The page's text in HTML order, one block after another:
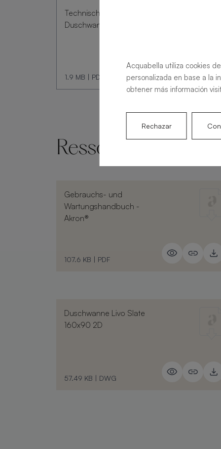
Technisches Datenblatt
Duschwanne Livo Slate
1.9 MB | PDF
Ressourcen und
Gebrauchs- und
Wartungshandbuch -
Akron®
107.6 KB | PDF
Duschwanne Livo Slate
160x90 2D
57.49 KB | DWG
Acquabella utiliza cookies
personalizada en base a la
obtener más información
Rechazar